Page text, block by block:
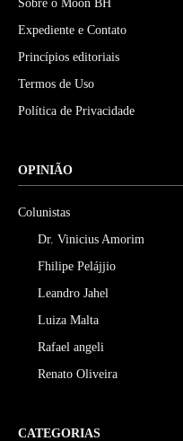
Sobre o Moon BH
Expediente e Contato
Princípios editoriais
Termos de Uso
Política de Privacidade
OPINIÃO
Colunistas
Dr. Vinicius Amorim
Fhilipe Pelájjio
Leandro Jahel
Luiza Malta
Rafael angeli
Renato Oliveira
CATEGORIAS